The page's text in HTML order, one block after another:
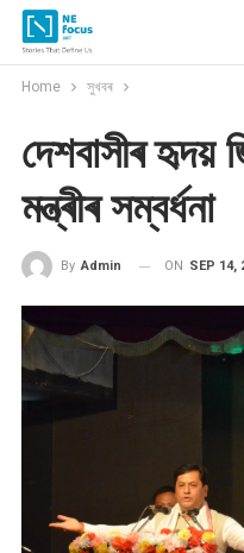
Home সুখবৰ
দেশবাসীৰ হৃদয়
মন্ত্ৰীৰ সম্বৰ্ধনা
By Admin ON SEP 14,